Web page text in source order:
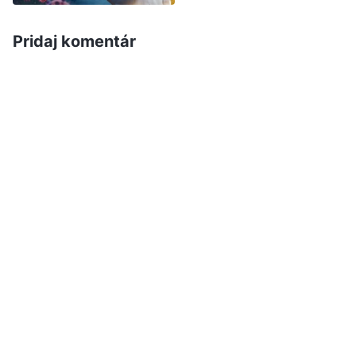
o pravdu II. Ako sa usilovať o pravdu (7))
Pridaj komentár